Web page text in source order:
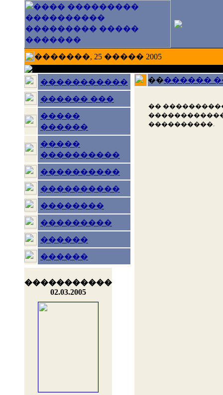
�������, 25 ����� 2005
�����������
������ ���
�����
������
�����
����������
����������
����������
��������
���������
������
������
�����������
02.03.2005
��������
��
����������.